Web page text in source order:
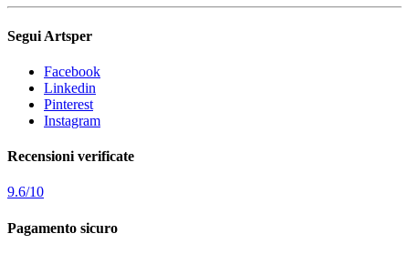
Segui Artsper
Facebook
Linkedin
Pinterest
Instagram
Recensioni verificate
9.6/10
Pagamento sicuro